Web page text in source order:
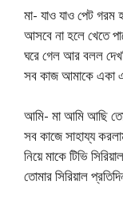
মা- যাও যাও পেট গরম
আসবে না হলে খেতে
ঘরে গেল আর বলল
সব কাজ আমাকে
আমি- মা আমি আছি তো
সব কাজে সাহায্য
নিয়ে মাকে টিভি
তোমার সিরিয়াল